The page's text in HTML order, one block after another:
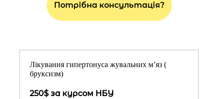
Потрібна консультація?
Лікування гипертонуса жувальних м’яз (
бруксизм)
250$ за курсом НБУ